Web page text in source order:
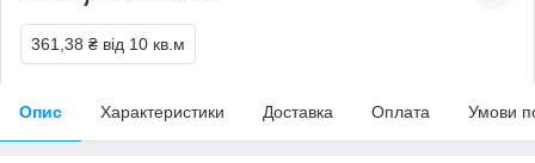
361,38 ₴ від 10 кв.м
Опис Характеристики Доставка Оплата Умови